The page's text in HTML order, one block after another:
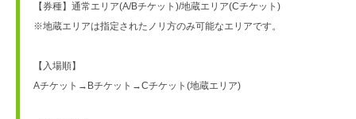
【券種】通常エリア(A/Bチケット)/地蔵エリア(Cチケット)
※地蔵エリアは指定されたノリ方のみ可能なエリアです。
【入場順】
Aチケット→Bチケット→Cチケット(地蔵エリア)